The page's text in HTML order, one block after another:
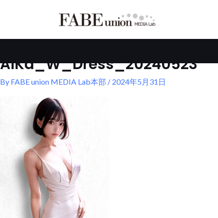
ス
ッ
プ
AiKa_W_Dress_20240523
By FABE union MEDIA Lab本部 / 2024年5月31日